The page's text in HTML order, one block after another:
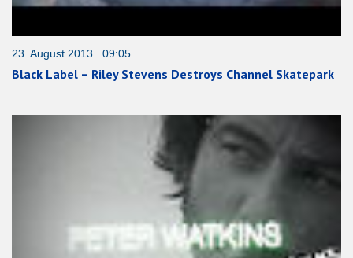
23. August 2013 09:05
Black Label – Riley Stevens Destroys Channel Skatepark